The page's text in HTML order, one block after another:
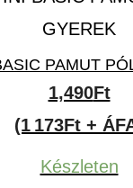
PAMUT
1,490Ft
(1 173Ft +
Készleten